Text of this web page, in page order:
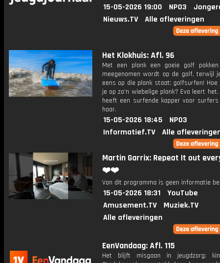
15-05-2026 19:00 NPO3
Nieuws.TV
Alle afleveringen
Het Klokhuis: Afl. 96
Met een plank een goeie golf
meegenomen wordt op de golf, terwijl
eens op die plank staat: golfsurfen! Hoe
je op zo'n wiebelige plank? Eva leert het.
heeft een surfende kapper voor
haar.
15-05-2026 18:45
NPO3
Informatief.TV
Alle
Martin Garrix: Repeat It out
❤️❤️
Van dit programma is geen informatie
15-05-2026 18:31
YouTube
Amusement.TV
Muziek.TV
Alle afleveringen
EenVandaag: Afl. 115
Het blijft misgaan in jeugdzorg: